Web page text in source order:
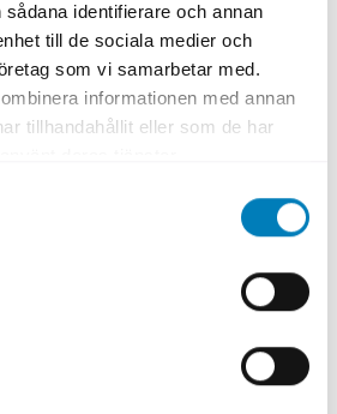
identifierare och annan
till de sociala medier och
som vi samarbetar med.
informationen med annan
tillhandahållit eller som de har
2021